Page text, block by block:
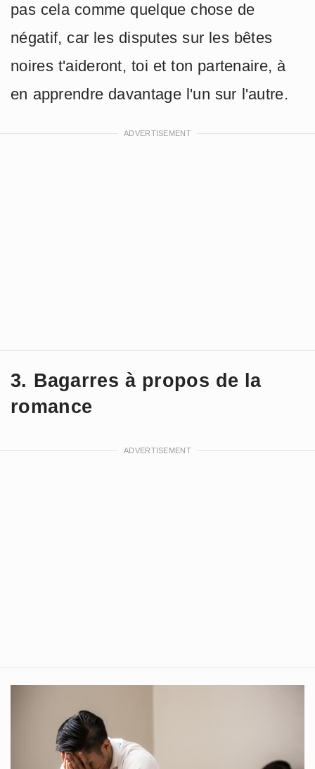
pas cela comme quelque chose de
négatif, car les disputes sur les bêtes
noires t'aideront, toi et ton partenaire, à
en apprendre davantage l'un sur l'autre.
3. Bagarres à propos de la
romance